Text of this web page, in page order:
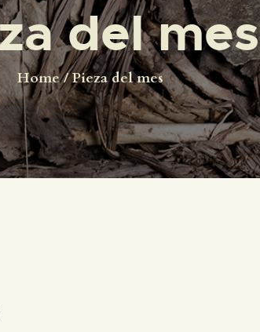
del mes
Home Pieza del mes
LA VISITA